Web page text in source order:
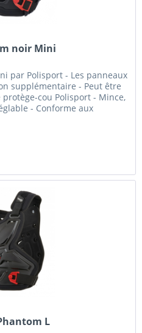
noir Mini
par Polisport - Les panneaux
supplémentaire - Peut être
cou Polisport - Mince,
- Conforme aux
L